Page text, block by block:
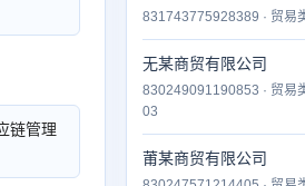
链管理
831743775928389 · 贸易
无某商贸有限公司
830249091190853 · 贸易
03
莆某商贸有限公司